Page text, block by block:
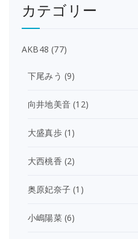
カテゴリー
AKB48 (77)
下尾みう (9)
向井地美音 (12)
大盛真歩(1)
大西桃香 (2)
奥原妃奈子 (1)
小嶋陽菜(6)